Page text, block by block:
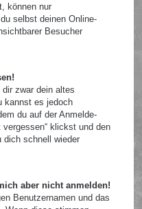
können nur
selbst deinen Online-
Besucher
zwar dein altes
kannst es jedoch
du auf der Anmelde-
klickst und den
dich schnell wieder
aber nicht anmelden!
Benutzernamen und das